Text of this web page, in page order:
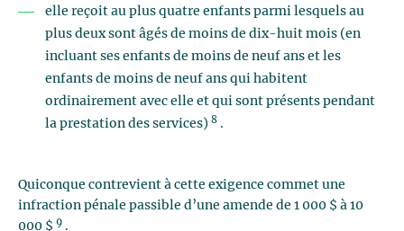
elle reçoit au plus quatre enfants parmi lesquels au
plus deux sont âgés de moins de dix-huit mois (en
incluant ses enfants de moins de neuf ans et les
enfants de moins de neuf ans qui habitent
ordinairement avec elle et qui sont présents pendant
la prestation des services) 8 .
Quiconque contrevient à cette exigence commet une
infraction pénale passible d’une amende de 1 000 $ à 10
000 $ 9 .